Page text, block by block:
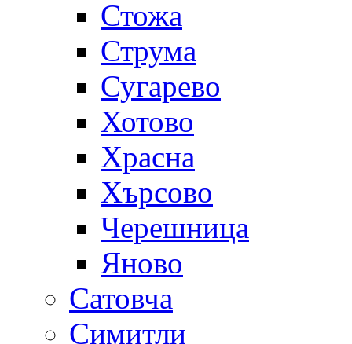
Стожа
Струма
Сугарево
Хотово
Храсна
Хърсово
Черешница
Яново
Сатовча
Симитли